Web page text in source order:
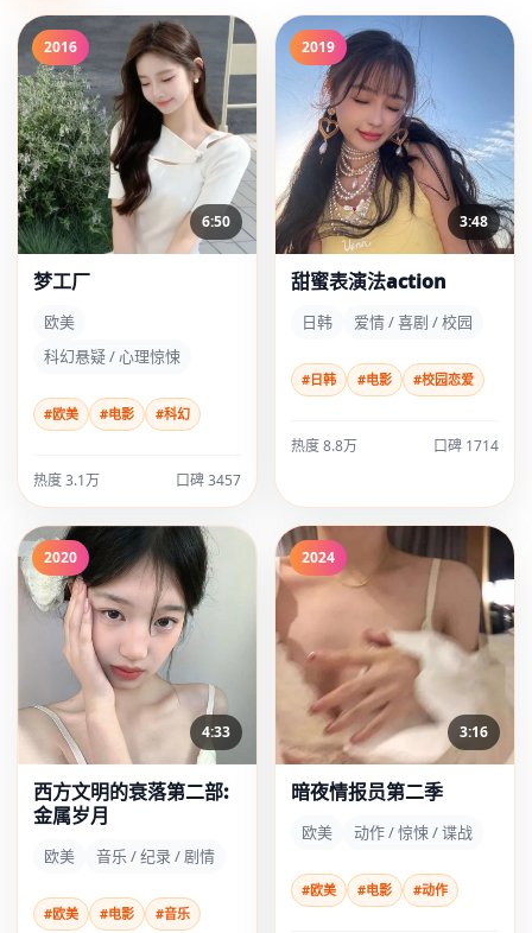
2016
6:50
梦工厂
欧美
科幻悬疑 / 心理惊悚
#欧美 #电影 #科幻
热度 3.1万 口碑 3457
2019
3:48
甜蜜表演法action
日韩 爱情 / 喜剧 / 校园
#日韩 #电影 #校园恋爱
热度 8.8万 口碑 1714
2020
4:33
西方文明的衰落第二部:
金属岁月
欧美 音乐 / 纪录 / 剧情
#欧美 #电影 #音乐
2024
3:16
暗夜情报员第二季
欧美 动作 / 惊悚 / 谍战
#欧美 #电影 #动作